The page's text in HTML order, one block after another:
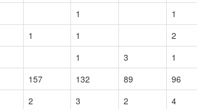
1
1
1 1
2
1 3
1
157 132 89
96
2 3 2
4